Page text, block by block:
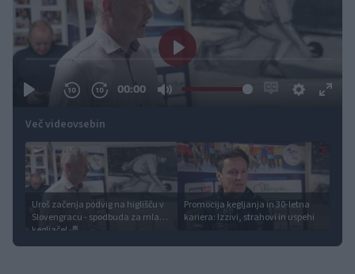
Več videovsebin
Uroš začenja podvig na higlišču v
Slovengracu - spodbuda za mlade
kegljače! 🎳
Promocija kegljanja in 30-letna
kariera: Izzivi, strahovi in uspehi